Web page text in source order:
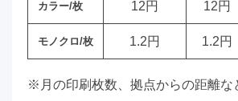
カラー/枚 12円 12円
モノクロ/枚 1.2円 1.2円
※月の印刷枚数、拠点からの距離な